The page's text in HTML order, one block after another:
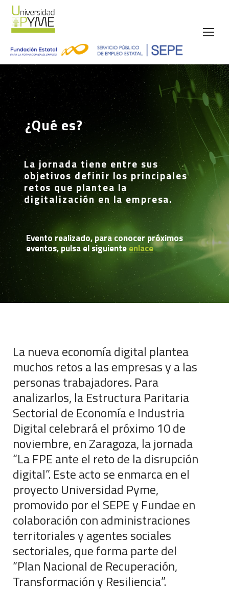
La jornada tiene entre sus
objetivos definir los principales
retos que plantea la
digitalización en la empresa.
¿Qué es?
Evento realizado, para conocer próximos
eventos, pulsa el siguienteenlace
La nueva economía digital plantea
muchos retos a las empresas y a las
personas trabajadores. Para
analizarlos, la Estructura Paritaria
Sectorial de Economía e Industria
Digital celebrará el próximo 10 de
noviembre, en Zaragoza, la jornada
“La FPE ante el reto de la disrupción
digital”. Este acto se enmarca en el
proyecto Universidad Pyme,
promovido por el SEPE y Fundae en
colaboración con administraciones
territoriales y agentes sociales
sectoriales, que forma parte del
“Plan Nacional de Recuperación,
Transformación y Resiliencia”.